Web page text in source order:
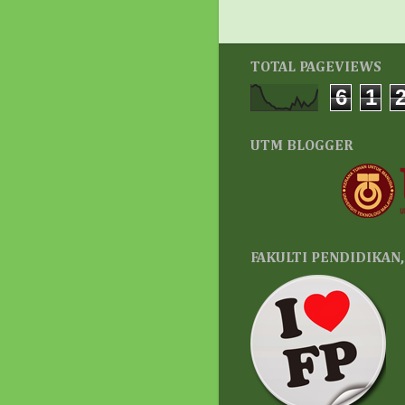
TOTAL PAGEVIEWS
6 1
UTM BLOGGER
FAKULTI